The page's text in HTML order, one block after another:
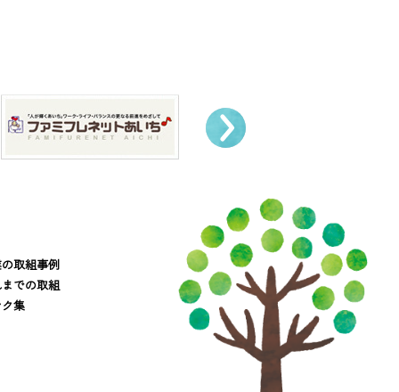
取組事例
での取組
集